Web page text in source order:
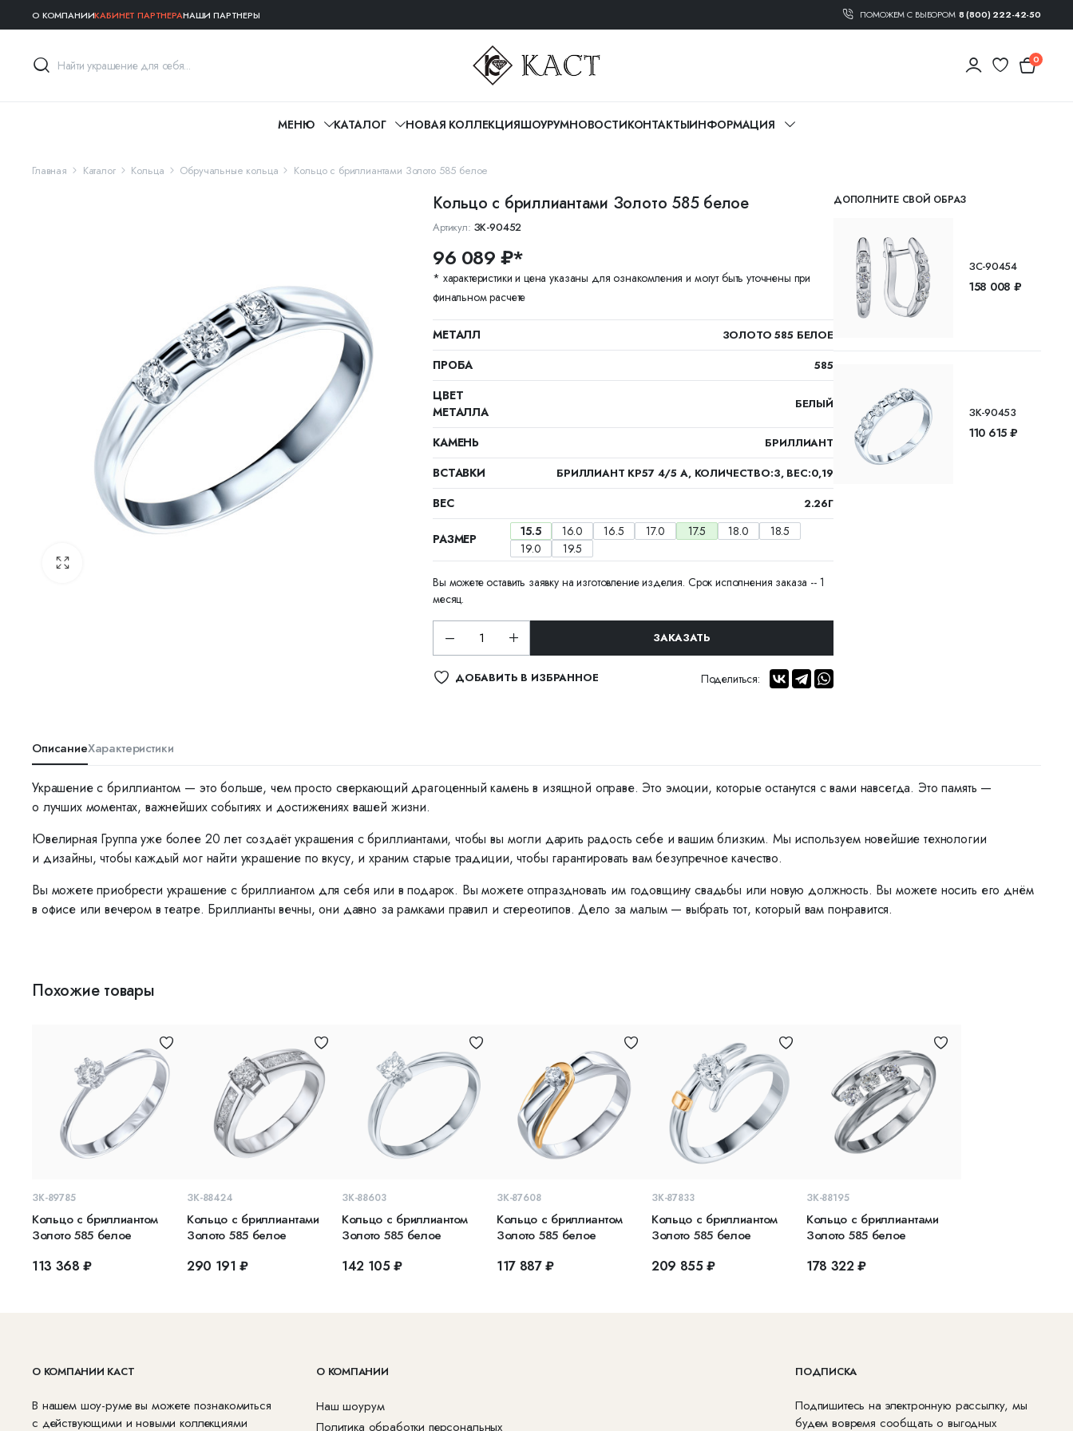
О КОМПАНИИКАБИНЕТ ПАРТНЕРАНАШИ ПАРТНЕРЫ ПОМОЖЕМ С ВЫБОРОМ 8 (800) 222-42-50
0
МЕНЮ КАТАЛОГ НОВАЯ КОЛЛЕКЦИЯШОУРУМНОВОСТИКОНТАКТЫИНФОРМАЦИЯ
Главная Каталог Кольца Обручальные кольца Кольцо с бриллиантами Золото 585 белое
Кольцо с бриллиантами Золото 585 белое
Артикул: ЗК-90452
96 089 ₽*
* характеристики и цена указаны для ознакомления и могут быть уточнены при
финальном расчете
МЕТАЛЛ ЗОЛОТО 585 БЕЛОЕ
ПРОБА 585
ЦВЕТ
МЕТАЛЛА
БЕЛЫЙ
КАМЕНЬ БРИЛЛИАНТ
ВСТАВКИ БРИЛЛИАНТ КР57 4/5 А, КОЛИЧЕСТВО:3, ВЕС:0,19
ВЕС 2.26Г
РАЗМЕР 15.5 16.0 16.5 17.0 17.5 18.0
18.5
19.0
19.5
Вы можете оставить заявку на изготовление изделия. Срок исполнения заказа -- 1
месяц.
ЗАКАЗАТЬ
ДОБАВИТЬ В ИЗБРАННОЕ Поделиться:
ДОПОЛНИТЕ СВОЙ ОБРАЗ
ЗС-90454
158 008 ₽
ЗК-90453
110 615 ₽
ОписаниеХарактеристики
Украшение с бриллиантом — это больше, чем просто сверкающий драгоценный камень в изящной оправе. Это эмоции, которые останутся с вами навсегда. Это память —
о лучших моментах, важнейших событиях и достижениях вашей жизни.
Ювелирная Группа уже более 20 лет создаёт украшения с бриллиантами, чтобы вы могли дарить радость себе и вашим близким. Мы используем новейшие технологии
и дизайны, чтобы каждый мог найти украшение по вкусу, и храним старые традиции, чтобы гарантировать вам безупречное качество.
Вы можете приобрести украшение с бриллиантом для себя или в подарок. Вы можете отпраздновать им годовщину свадьбы или новую должность. Вы можете носить его днём
в офисе или вечером в театре. Бриллианты вечны, они давно за рамками правил и стереотипов. Дело за малым — выбрать тот, который вам понравится.
Похожие товары
ЗК-89785
Кольцо с бриллиантом
Золото 585 белое
113 368 ₽
ЗК-88424
Кольцо с бриллиантами
Золото 585 белое
290 191 ₽
ЗК-88603
Кольцо с бриллиантом
Золото 585 белое
142 105 ₽
ЗК-87608
Кольцо с бриллиантом
Золото 585 белое
117 887 ₽
ЗК-87833
Кольцо с бриллиантом
Золото 585 белое
209 855 ₽
ЗК-88195
Кольцо с бриллиантами
Золото 585 белое
178 322 ₽
О КОМПАНИИ КАСТ
В нашем шоу-руме вы можете познакомиться
с действующими и новыми коллекциями
О КОМПАНИИ
Наш шоурум
Политика обработки персональных
ПОДПИСКА
Подпишитесь на электронную рассылку, мы
будем вовремя сообщать о выгодных